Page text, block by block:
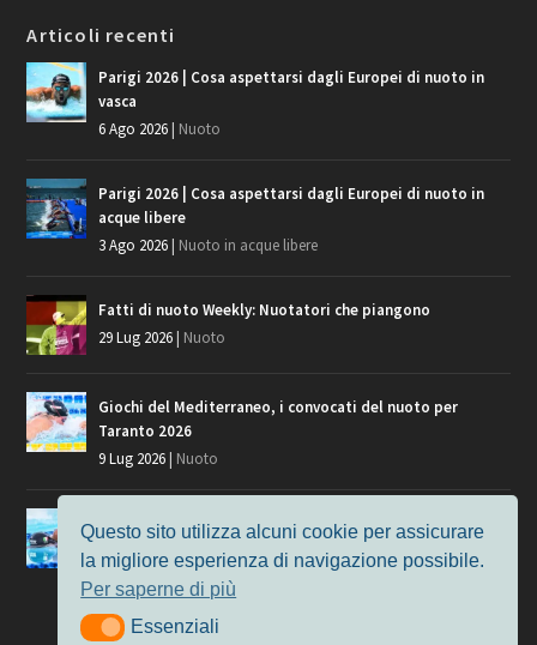
Articoli recenti
Parigi 2026 | Cosa aspettarsi dagli Europei di nuoto in
vasca
6 Ago 2026| Nuoto
Parigi 2026 | Cosa aspettarsi dagli Europei di nuoto in
acque libere
3 Ago 2026| Nuoto in acque libere
Fatti di nuoto Weekly: Nuotatori che piangono
29 Lug 2026| Nuoto
Giochi del Mediterraneo, i convocati del nuoto per
Taranto 2026
9 Lug 2026| Nuoto
Europei di Nuoto Parigi 2026: fra veterani e giovani, chi
7 Lug 2026
Nuoto
Questo sito utilizza alcuni cookie per assicurare
la migliore esperienza di navigazione possibile.
Per saperne di più
EssenzialiEssenziali